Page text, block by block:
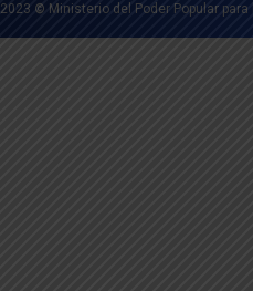
2023 © Ministerio del Poder Popular